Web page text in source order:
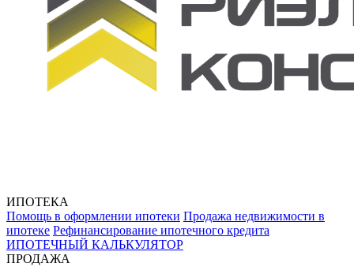
ИПОТЕКА
Помощь в оформлении ипотеки Продажа недвижимости в
ипотеке Рефинансирование ипотечного кредита
ИПОТЕЧНЫЙ КАЛЬКУЛЯТОР
ПРОДАЖА